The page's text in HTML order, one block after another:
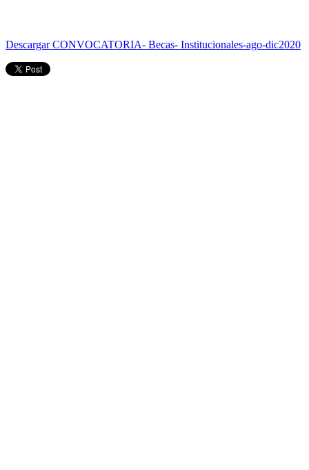
Descargar CONVOCATORIA- Becas- Institucionales-ago-dic2020